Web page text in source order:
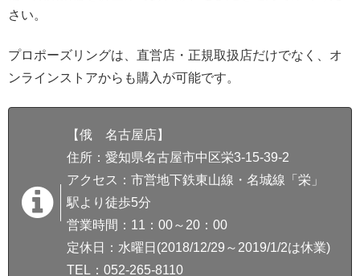
さい。
プロポーズリングは、直営店・正規取扱店だけでなく、オ
ンラインストアからも購入が可能です。
【俄 名古屋店】
住所：愛知県名古屋市中区栄3-15-39-2
アクセス：市営地下鉄東山線・名城線「栄」
駅より徒歩5分
営業時間：11：00～20：00
定休日：水曜日(2018/12/29～2019/1/2は休業)
TEL：052-265-8110